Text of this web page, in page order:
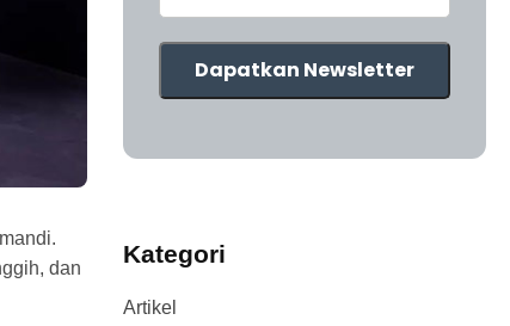
dan
Kategori
Artikel